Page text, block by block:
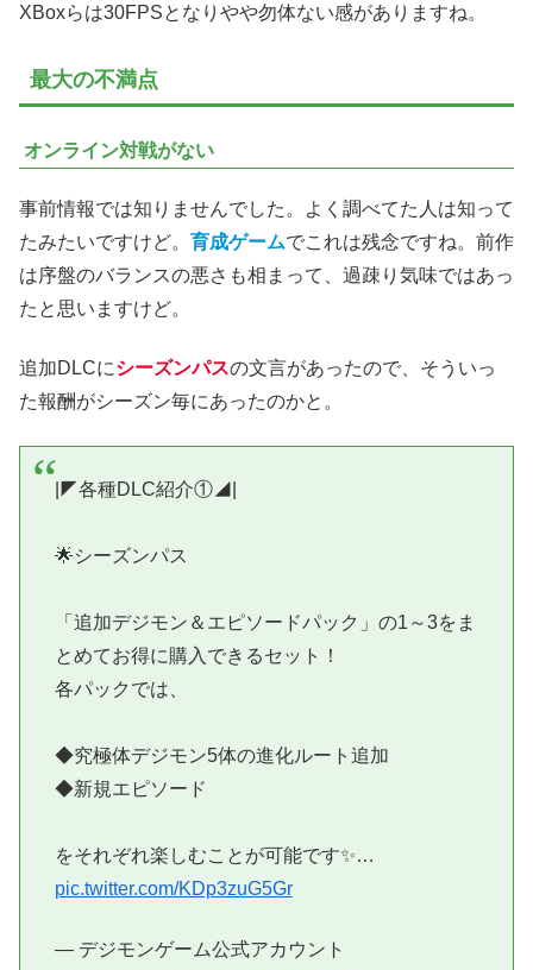
XBoxらは30FPSとなりやや勿体ない感がありますね。
最大の不満点
オンライン対戦がない
事前情報では知りませんでした。よく調べてた人は知って
たみたいですけど。 育成ゲームでこれは残念ですね。前作
は序盤のバランスの悪さも相まって、過疎り気味ではあっ
たと思いますけど。
追加DLCにシーズンパスの文言があったので、そういっ
た報酬がシーズン毎にあったのかと。
|◤各種DLC紹介①◢|
🌟シーズンパス
「追加デジモン＆エピソードパック」の1～3をま
とめてお得に購入できるセット！
各パックでは、
◆究極体デジモン5体の進化ルート追加
◆新規エピソード
をそれぞれ楽しむことが可能です✨…
pic.twitter.com/KDp3zuG5Gr
— デジモンゲーム公式アカウント